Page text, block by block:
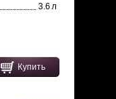
3.6 л
Купить